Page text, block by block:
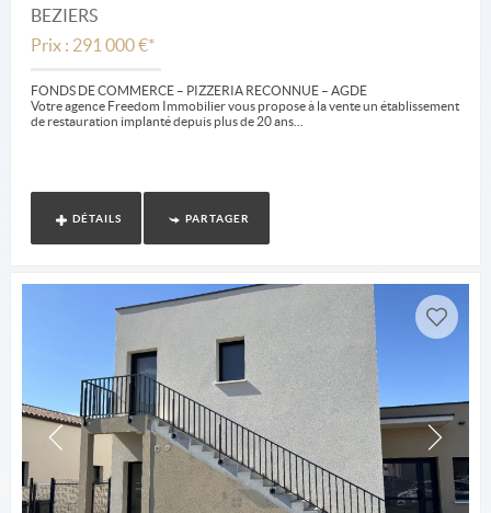
BEZIERS
Prix : 291 000 €*
FONDS DE COMMERCE – PIZZERIA RECONNUE – AGDE
Votre agence Freedom Immobilier vous propose à la vente un établissement
de restauration implanté depuis plus de 20 ans...
DÉTAILS PARTAGER